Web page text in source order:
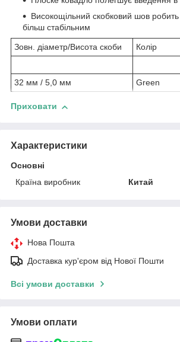
Високощільний скобковий шов
більш стабільним
Зовн. діаметр/Висота скоби Колір
32 мм / 5,0 мм Green
Приховати
Характеристики
Основні
Країна виробник
Китай
Умови доставки
Нова Пошта
Доставка кур'єром від Нової Пошти
Всі умови доставки
Умови оплати